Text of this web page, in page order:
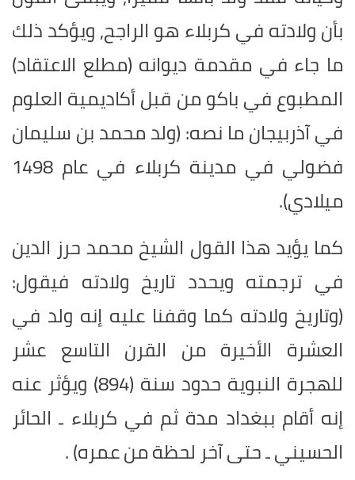
بأن ولادته في كربلاء هو الراجح, ويؤكد ذلك
ما جاء في مقدمة ديوانه (مطلع الاعتقاد)
المطبوع في باكو من قبل أكاديمية العلوم
في آذربيجان ما نصه: (ولد محمد بن سليمان
فضولي في مدينة كربلاء في عام 1498
ميلادي).
كما يؤيد هذا القول الشيخ محمد حرز الدين
في ترجمته ويحدد تاريخ ولادته فيقول:
(وتاريخ ولادته كما وقفنا عليه إنه ولد في
العشرة الأخيرة من القرن التاسع عشر
للهجرة النبوية حدود سنة (894) ويؤثر عنه
إنه أقام ببغداد مدة ثم في كربلاء ـ الحائر
الحسيني ـ حتى آخر لحظة من عمره) .